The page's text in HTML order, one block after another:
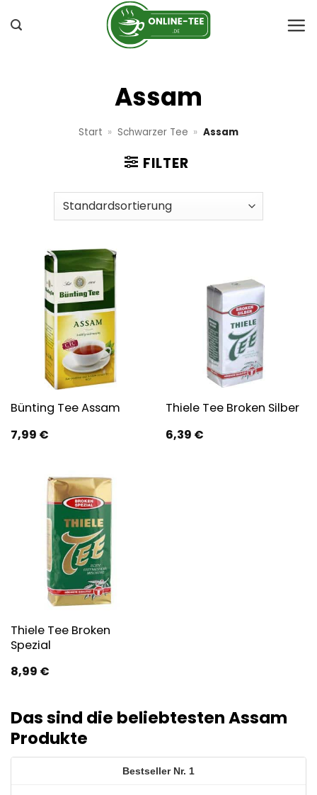
Inhalt
Assam
Start » Schwarzer Tee » Assam
FILTER
Bünting Tee Assam
7,99 €
Thiele Tee Broken Silber
6,39 €
Thiele Tee Broken
Spezial
8,99 €
Das sind die beliebtesten Assam
Produkte
1